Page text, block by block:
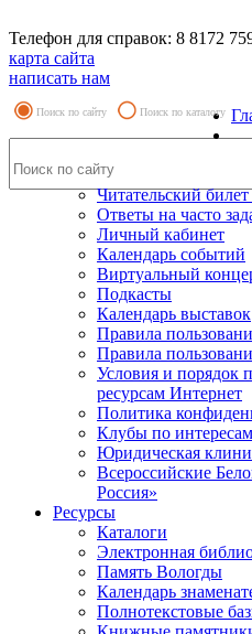
Телефон для справок: 8 8172
карта сайта
написать нам
Поиск по сайту Поиск по каталогу
Читательский
Ответы на часто
Личный кабинет
Календарь событий
Виртуальный
Подкасты
Календарь выставок
Правила
Правила
Условия и порядок
ресурсам Интернет
Политика
Клубы по интересам
Юридическая
Всероссийские
Россия»
Ресурсы
Каталоги
Электронная
Память Вологды
Календарь
Полнотекстовые